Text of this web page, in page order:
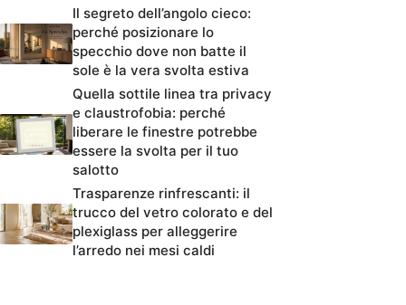
Il segreto dell’angolo cieco:
perché posizionare lo
specchio dove non batte il
sole è la vera svolta estiva
Quella sottile linea tra privacy
e claustrofobia: perché
liberare le finestre potrebbe
essere la svolta per il tuo
salotto
Trasparenze rinfrescanti: il
trucco del vetro colorato e del
plexiglass per alleggerire
l’arredo nei mesi caldi